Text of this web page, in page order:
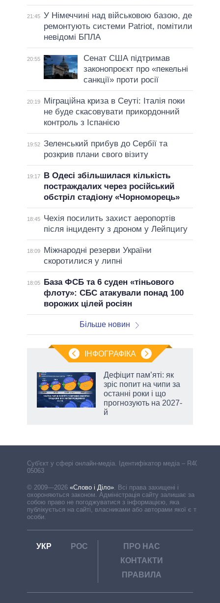
21:45 У Німеччині над військовою базою, де
ремонтують системи Patriot, помітили
невідомі БПЛА
20:55
Сенат США підтримав
законопроєкт про «пекельні
санкції» проти росії
20:19
Міграційна криза в Сеуті: Італія поки
не буде скасовувати прикордонний
контроль з Іспанією
19:52 Зеленський прибув до Сербії та
розкрив плани свого візиту
19:17
В Одесі збільшилася кількість
постраждалих через російський
обстріл стадіону «Чорноморець»
18:45
Чехія посилить захист аеропортів
після інциденту з дроном у Лейпцигу
18:09
Міжнародні резерви України
скоротилися у липні
18:05
База ФСБ та 6 суден «тіньового
флоту»: СБС атакували понад 100
ворожих цілей росіян
Більше новин
ІНФОГРАФІКА
Дефіцит пам’яті: як
зріс попит на чипи за
останні роки і що
прогнозують на 2027-
й
Cуб'єкт у сфері онлайн-медіа. Ідентифікатор медіа – R40-
05063
© 2009—2026 «Слово і Діло». Всі права захищені і
охороняються законом. Адміністрація сайту залишає за
собою право не погоджуватися з інформацією, яка
публікується на сайті, власниками або авторами якої є треті
особи.
УКР РОС
ПРО НАС
КОНТАКТИ
ПРАВИЛА